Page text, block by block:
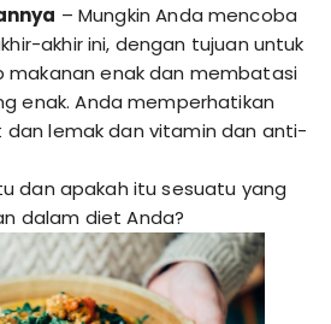
– Mungkin Anda mencoba
akhir ini, dengan tujuan untuk
makanan enak dan membatasi
enak. Anda memperhatikan
lemak dan vitamin dan anti-
dan apakah itu sesuatu yang
dalam diet Anda?